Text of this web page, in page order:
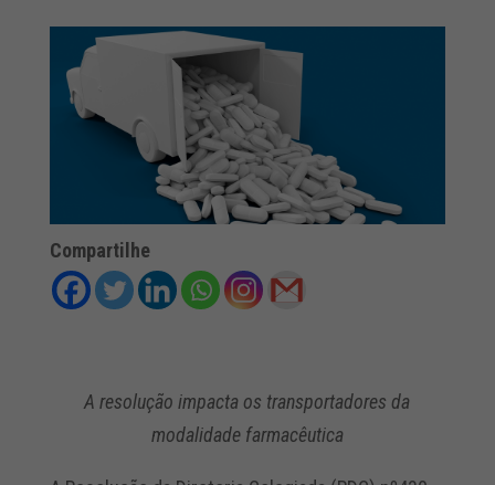
Compartilhe
A resolução impacta os transportadores da
modalidade farmacêutica